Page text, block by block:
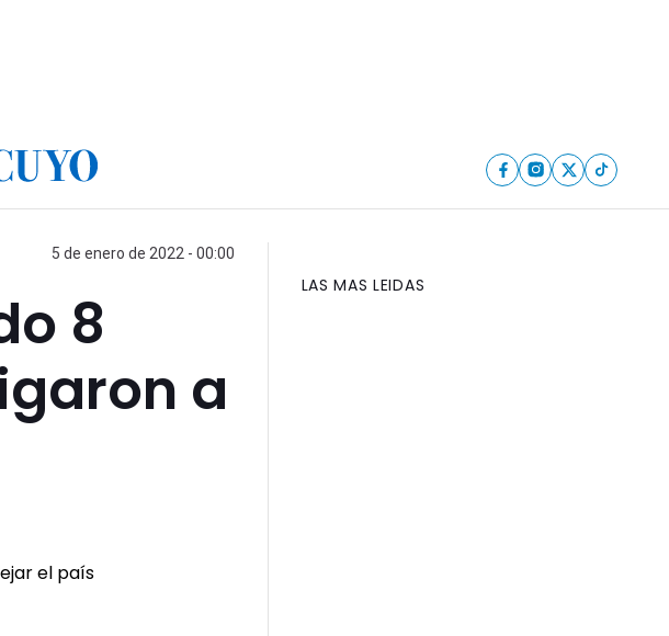
5 de enero de 2022 - 00:00
8
a
LAS MAS LEIDAS